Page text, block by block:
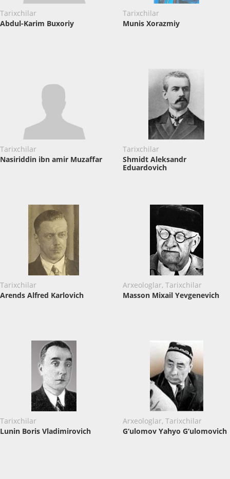
Tarixchilar
Abdul-Karim Buxoriy
Tarixchilar
Munis Xorazmiy
Tarixchilar
Nasiriddin ibn amir Muzaffar
Tarixchilar
Shmidt Aleksandr
Eduardovich
Tarixchilar
Arends Alfred Karlovich
Arxeologlar, Tarixchilar
Masson Mixail Yevgenevich
Tarixchilar
Lunin Boris Vladimirovich
Arxeologlar, Tarixchilar
G‘ulomov Yahyo G‘ulomovich